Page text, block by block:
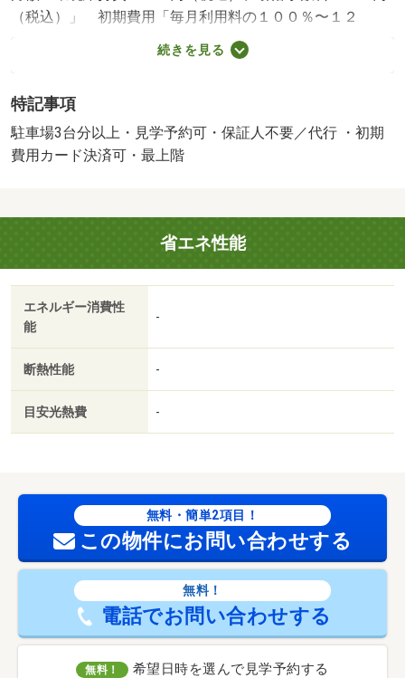
（税込）」 初期費用「毎月利用料の１００％〜１２
０％、入居者サポートシステムプラス（任意）１８９７５
円（税込）」 年間保証委託料（１年毎）１００００
しくはスタッフまでご確認下さい。 【設備・特記事項備
考】学生歓迎・専用バス・専用トイレ・コンロ１口/賃貸戸
数:12戸/鍵交換費用:16500円/室内清掃費用:52250円
続きを見る
特記事項
駐車場3台分以上・見学予約可・保証人不要／代行 ・初期
費用カード決済可・最上階
省エネ性能
エネルギー消費性
能
-
断熱性能 -
目安光熱費 -
無料・簡単2項目！
この物件にお問い合わせする
無料！
電話でお問い合わせする
無料！ 希望日時を選んで見学予約する